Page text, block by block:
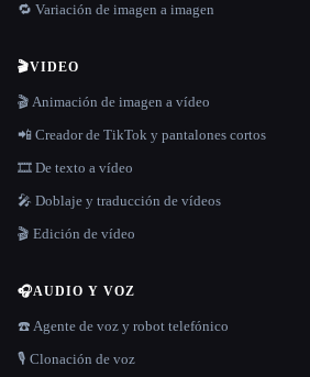
🔁 Variación de imagen a imagen
🎬VIDEO
🎬 Animación de imagen a vídeo
📲 Creador de TikTok y pantalones cortos
🎞️ De texto a vídeo
🎤 Doblaje y traducción de vídeos
🎬 Edición de vídeo
🎧AUDIO Y VOZ
☎️ Agente de voz y robot telefónico
🎙️ Clonación de voz